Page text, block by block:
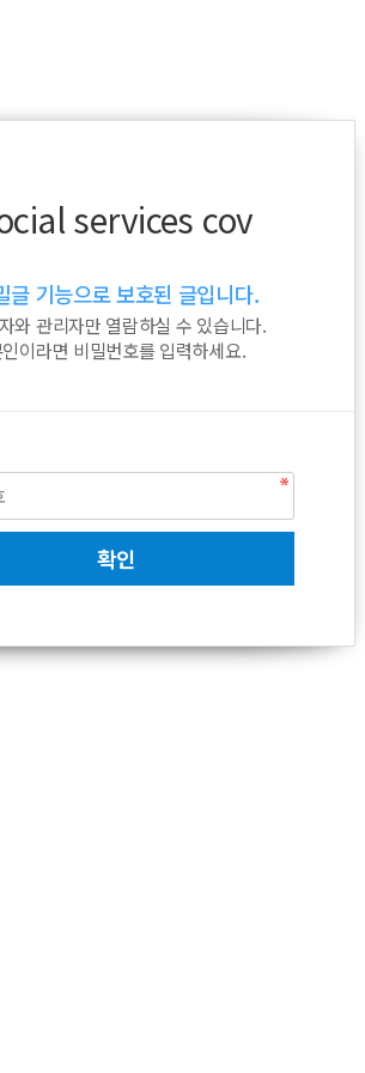
services cov
글 기능으로 보호된 글입니다.
와 관리자만 열람하실 수 있습니다.
이라면 비밀번호를 입력하세요.